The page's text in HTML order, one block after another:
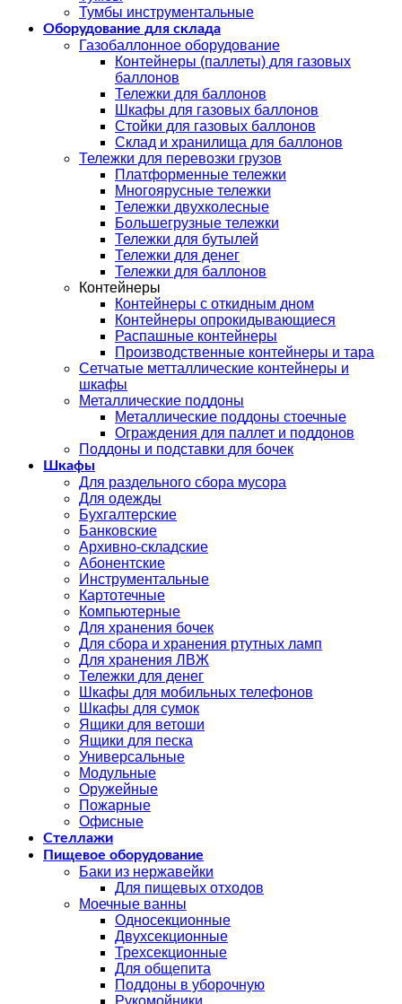
Тумбы инструментальные
Оборудование для склада
Газобаллонное оборудование
Контейнеры (паллеты) для газовых
баллонов
Тележки для баллонов
Шкафы для газовых баллонов
Стойки для газовых баллонов
Склад и хранилища для баллонов
Тележки для перевозки грузов
Платформенные тележки
Многоярусные тележки
Тележки двухколесные
Большегрузные тележки
Тележки для бутылей
Тележки для денег
Тележки для баллонов
Контейнеры
Контейнеры с откидным дном
Контейнеры опрокидывающиеся
Распашные контейнеры
Производственные контейнеры и тара
Сетчатые метталлические контейнеры и
шкафы
Металлические поддоны
Металлические поддоны стоечные
Ограждения для паллет и поддонов
Поддоны и подставки для бочек
Шкафы
Для раздельного сбора мусора
Для одежды
Бухгалтерские
Банковские
Архивно-складские
Абонентские
Инструментальные
Картотечные
Компьютерные
Для хранения бочек
Для сбора и хранения ртутных ламп
Для хранения ЛВЖ
Тележки для денег
Шкафы для мобильных телефонов
Шкафы для сумок
Ящики для ветоши
Ящики для песка
Универсальные
Модульные
Оружейные
Пожарные
Офисные
Стеллажи
Пищевое оборудование
Баки из нержавейки
Для пищевых отходов
Моечные ванны
Односекционные
Двухсекционные
Трехсекционные
Для общепита
Поддоны в уборочную